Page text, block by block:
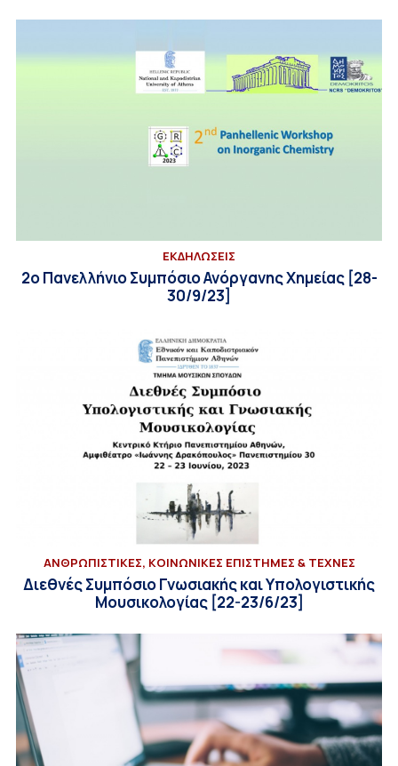
ΕΚΔΗΛΩΣΕΙΣ
2ο Πανελλήνιο Συμπόσιο Ανόργανης Χημείας [28-
30/9/23]
ΑΝΘΡΩΠΙΣΤΙΚΕΣ, ΚΟΙΝΩΝΙΚΕΣ ΕΠΙΣΤΗΜΕΣ & ΤΕΧΝΕΣ
Διεθνές Συμπόσιο Γνωσιακής και Υπολογιστικής
Μουσικολογίας [22-23/6/23]